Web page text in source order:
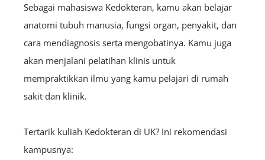
Sebagai mahasiswa Kedokteran, kamu akan belajar
anatomi tubuh manusia, fungsi organ, penyakit, dan
cara mendiagnosis serta mengobatinya. Kamu juga
akan menjalani pelatihan klinis untuk
mempraktikkan ilmu yang kamu pelajari di rumah
sakit dan klinik.
Tertarik kuliah Kedokteran di UK? Ini rekomendasi
kampusnya: